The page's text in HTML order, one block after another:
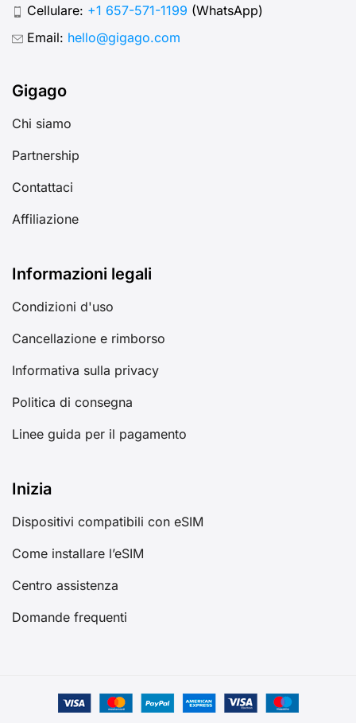
Cellulare: +1 657-571-1199 (WhatsApp)
Email: hello@gigago.com
Gigago
Chi siamo
Partnership
Contattaci
Affiliazione
Informazioni legali
Condizioni d'uso
Cancellazione e rimborso
Informativa sulla privacy
Politica di consegna
Linee guida per il pagamento
Inizia
Dispositivi compatibili con eSIM
Come installare l’eSIM
Centro assistenza
Domande frequenti